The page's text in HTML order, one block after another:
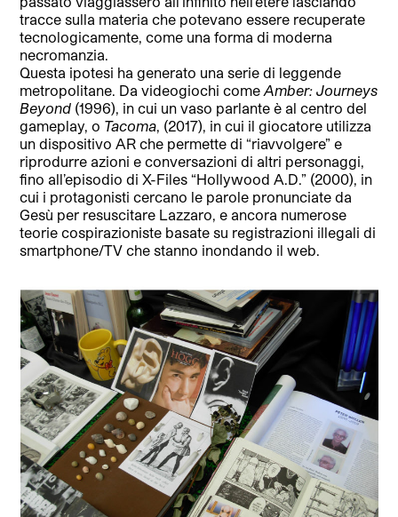
tracce sulla materia che potevano essere recuperate
tecnologicamente, come una forma di moderna
necromanzia.
Questa ipotesi ha generato una serie di leggende
metropolitane. Da videogiochi comeAmber: Journeys
Beyond (1996), in cui un vaso parlante è al centro del
gameplay, o Tacoma, (2017), in cui il giocatore utilizza
un dispositivo AR che permette di “riavvolgere” e
riprodurre azioni e conversazioni di altri personaggi,
fino all’episodio di X-Files “Hollywood A.D.” (2000), in
cui i protagonisti cercano le parole pronunciate da
Gesù per resuscitare Lazzaro, e ancora numerose
teorie cospirazioniste basate su registrazioni illegali di
smartphone/TV che stanno inondando il web.